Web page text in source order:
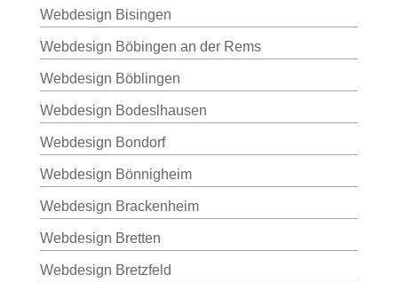
Webdesign Bisingen
Webdesign Böbingen an der Rems
Webdesign Böblingen
Webdesign Bodeslhausen
Webdesign Bondorf
Webdesign Bönnigheim
Webdesign Brackenheim
Webdesign Bretten
Webdesign Bretzfeld